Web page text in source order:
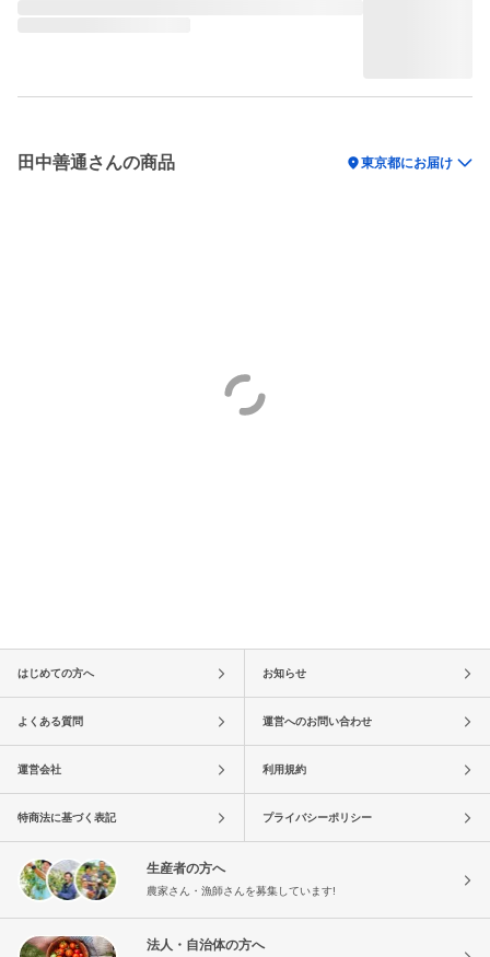
田中善通さんの商品 location_on東京都にお届け
はじめての方へ お知らせ
よくある質問 運営へのお問い合わせ
運営会社 利用規約
特商法に基づく表記 プライバシーポリシー
生産者の方へ
農家さん・漁師さんを募集しています!
法人・自治体の方へ